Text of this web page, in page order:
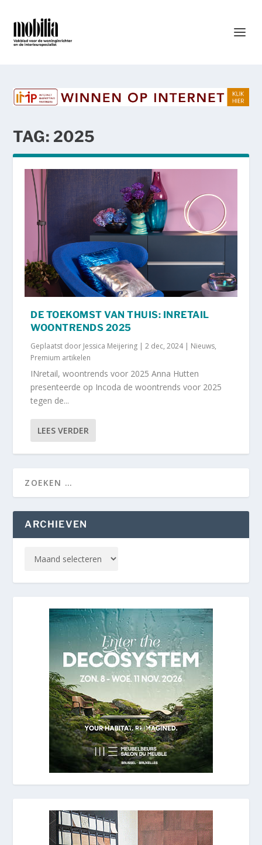
TAG: 2025
DE TOEKOMST VAN THUIS: INRETAIL
WOONTRENDS 2025
Geplaatst door Jessica Meijering |2 dec, 2024| Nieuws,
Premium artikelen
INretail, woontrends voor 2025 Anna Hutten
presenteerde op Incoda de woontrends voor 2025
tegen de...
LEES VERDER
ARCHIEVEN